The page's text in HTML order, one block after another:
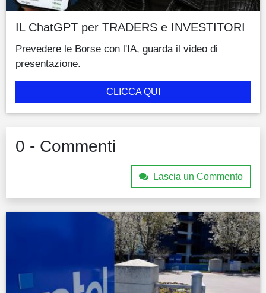
IL ChatGPT per TRADERS e INVESTITORI
Prevedere le Borse con l'IA, guarda il video di
presentazione.
CLICCA QUI
0 - Commenti
Lascia un Commento